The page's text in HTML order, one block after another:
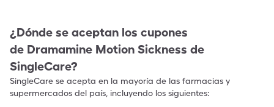
¿Dónde se aceptan los cupones
de Dramamine Motion Sickness de
SingleCare?
SingleCare se acepta en la mayoría de las farmacias y
supermercados del país, incluyendo los siguientes: